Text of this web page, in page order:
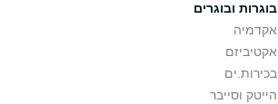
בוגרות ובוגרים
אקדמיה
אקטיביזם
בכירות.ים
הייטק וסייבר